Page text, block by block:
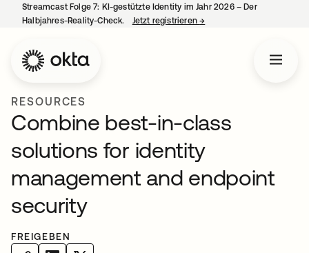
Streamcast Folge 7: KI-gestützte Identity im Jahr 2026 – Der
Halbjahres-Reality-Check.
Jetzt registrieren→
RESOURCES
Combine best-in-class
solutions for identity
management and endpoint
security
FREIGEBEN